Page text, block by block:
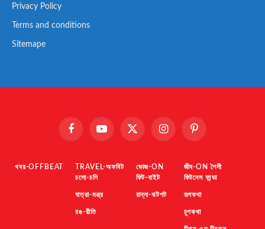
Privacy Policy
Terms and conditions
Sitemape
FacebookYouTube X
InstagramPinterest
খবর-OFFBEAT
TRAVEL-অফবিট
চলো-চলি
যাত্রা-মন্ত্র
রঙ-রীতি
ভোজ-ON
ফিট-বাইট
রান্না-ঝটপট
জীব-ON শৈলী
ফিটনেস ফান্ডা
রূপকথা
চুপকথা